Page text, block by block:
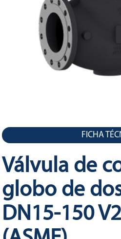
FICHA
Válvula de
globo de
DN15-150